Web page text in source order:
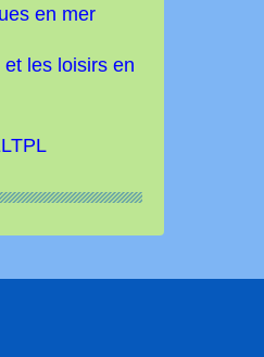
en mer
les loisirs en